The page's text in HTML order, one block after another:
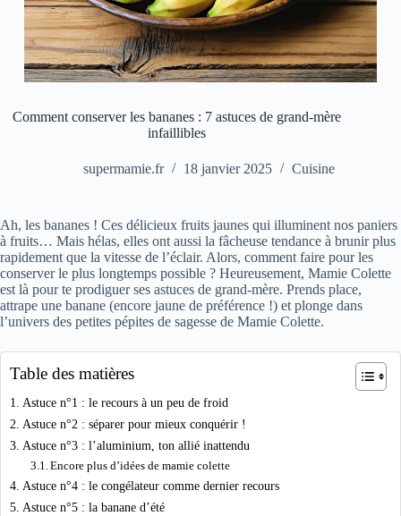
Comment conserver les bananes : 7 astuces de grand-mère
infaillibles
supermamie.fr 18 janvier 2025 Cuisine
Ah, les bananes ! Ces délicieux fruits jaunes qui illuminent nos paniers
à fruits… Mais hélas, elles ont aussi la fâcheuse tendance à brunir plus
rapidement que la vitesse de l’éclair. Alors, comment faire pour les
conserver le plus longtemps possible ? Heureusement, Mamie Colette
est là pour te prodiguer ses astuces de grand-mère. Prends place,
attrape une banane (encore jaune de préférence !) et plonge dans
l’univers des petites pépites de sagesse de Mamie Colette.
Table des matières
Astuce n°1 : le recours à un peu de froid
Astuce n°2 : séparer pour mieux conquérir !
Astuce n°3 : l’aluminium, ton allié inattendu
Encore plus d’idées de mamie colette
Astuce n°4 : le congélateur comme dernier recours
Astuce n°5 : la banane d’été